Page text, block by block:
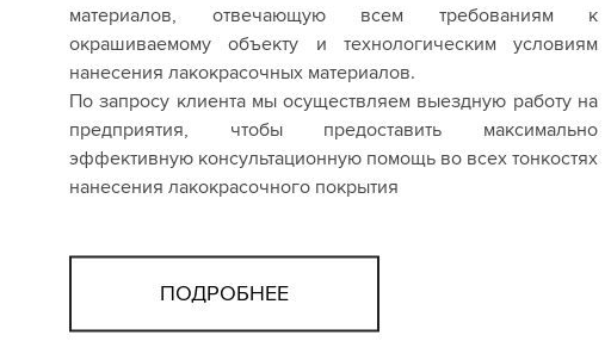
материалов, отвечающую всем требованиям к
окрашиваемому объекту и технологическим условиям
нанесения лакокрасочных материалов.
По запросу клиента мы осуществляем выездную работу на
предприятия, чтобы предоставить максимально
эффективную консультационную помощь во всех тонкостях
нанесения лакокрасочного покрытия
ПОДРОБНЕЕ